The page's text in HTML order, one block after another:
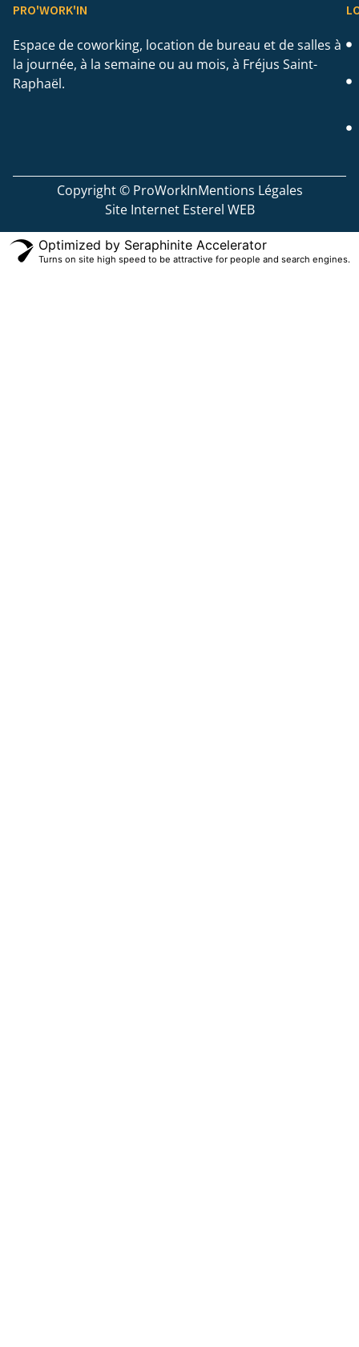
PRO'WORK'IN
Espace de coworking, location de bureau et de salles à
la journée, à la semaine ou au mois, à Fréjus Saint-
Raphaël.
Copyright © ProWorkInMentions Légales
Site Internet Esterel WEB
Optimized by Seraphinite Accelerator
Turns on site high speed to be attractive for people and search engines.